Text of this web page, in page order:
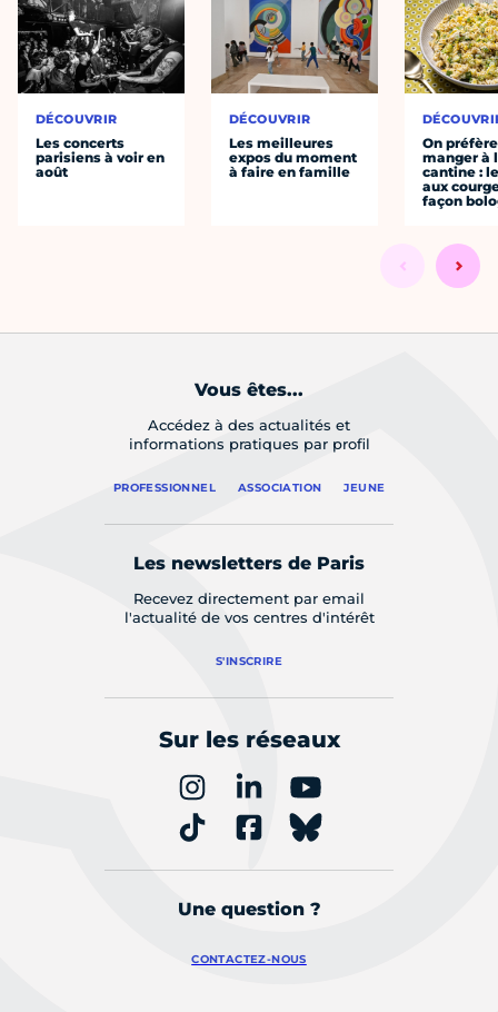
DÉCOUVRIR
Les concerts
parisiens à voir en
août
DÉCOUVRIR
Les meilleures
expos du moment
à faire en famille
On préfère
manger à
cantine :
aux
façon
Vous êtes...
Accédez à des actualités et
informations pratiques par profil
PROFESSIONNEL ASSOCIATION JEUNE
Les newsletters de Paris
Recevez directement par email
l'actualité de vos centres d'intérêt
S'INSCRIRE
Sur les réseaux
Une question ?
CONTACTEZ-NOUS